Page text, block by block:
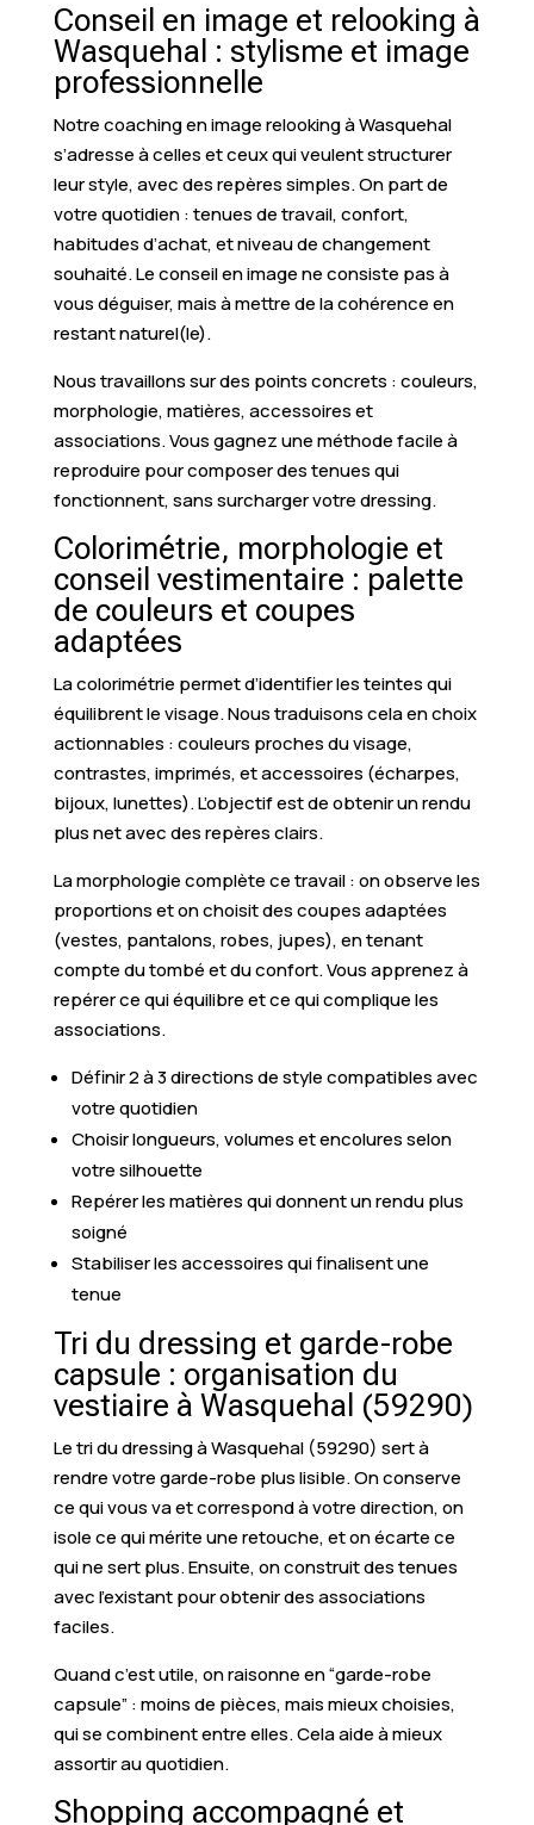
Conseil en image et relooking à
Wasquehal : stylisme et image
professionnelle
Notre coaching en image relooking à Wasquehal
s’adresse à celles et ceux qui veulent structurer
leur style, avec des repères simples. On part de
votre quotidien : tenues de travail, confort,
habitudes d’achat, et niveau de changement
souhaité. Le conseil en image ne consiste pas à
vous déguiser, mais à mettre de la cohérence en
restant naturel(le).
Nous travaillons sur des points concrets : couleurs,
morphologie, matières, accessoires et
associations. Vous gagnez une méthode facile à
reproduire pour composer des tenues qui
fonctionnent, sans surcharger votre dressing.
Colorimétrie, morphologie et
conseil vestimentaire : palette
de couleurs et coupes
adaptées
La colorimétrie permet d’identifier les teintes qui
équilibrent le visage. Nous traduisons cela en choix
actionnables : couleurs proches du visage,
contrastes, imprimés, et accessoires (écharpes,
bijoux, lunettes). L’objectif est de obtenir un rendu
plus net avec des repères clairs.
La morphologie complète ce travail : on observe les
proportions et on choisit des coupes adaptées
(vestes, pantalons, robes, jupes), en tenant
compte du tombé et du confort. Vous apprenez à
repérer ce qui équilibre et ce qui complique les
associations.
Définir 2 à 3 directions de style compatibles avec
votre quotidien
Choisir longueurs, volumes et encolures selon
votre silhouette
Repérer les matières qui donnent un rendu plus
soigné
Stabiliser les accessoires qui finalisent une
tenue
Tri du dressing et garde-robe
capsule : organisation du
vestiaire à Wasquehal (59290)
Le tri du dressing à Wasquehal (59290) sert à
rendre votre garde-robe plus lisible. On conserve
ce qui vous va et correspond à votre direction, on
isole ce qui mérite une retouche, et on écarte ce
qui ne sert plus. Ensuite, on construit des tenues
avec l’existant pour obtenir des associations
faciles.
Quand c’est utile, on raisonne en “garde-robe
capsule” : moins de pièces, mais mieux choisies,
qui se combinent entre elles. Cela aide à mieux
assortir au quotidien.
Shopping accompagné et